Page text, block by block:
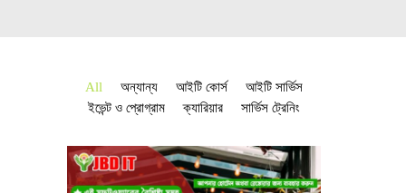
All অন্যান্য আইটি কোর্স
আইটি সার্ভিস
ইভেন্ট ও প্রোগ্রাম
ক্যারিয়ার সার্ভিস ট্রেনিং